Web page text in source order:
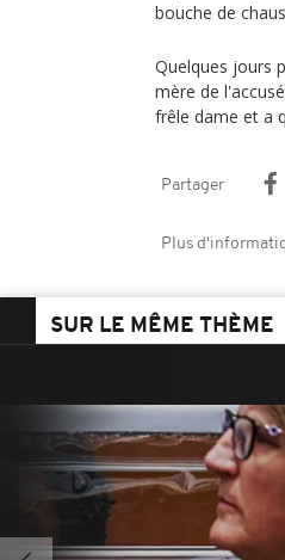
bouche de
Quelques jours
mère de
frêle dame et a
Partager
Plus
SUR LE MÊME THÈME